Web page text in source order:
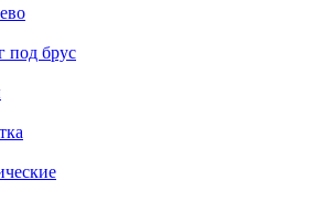
под брус